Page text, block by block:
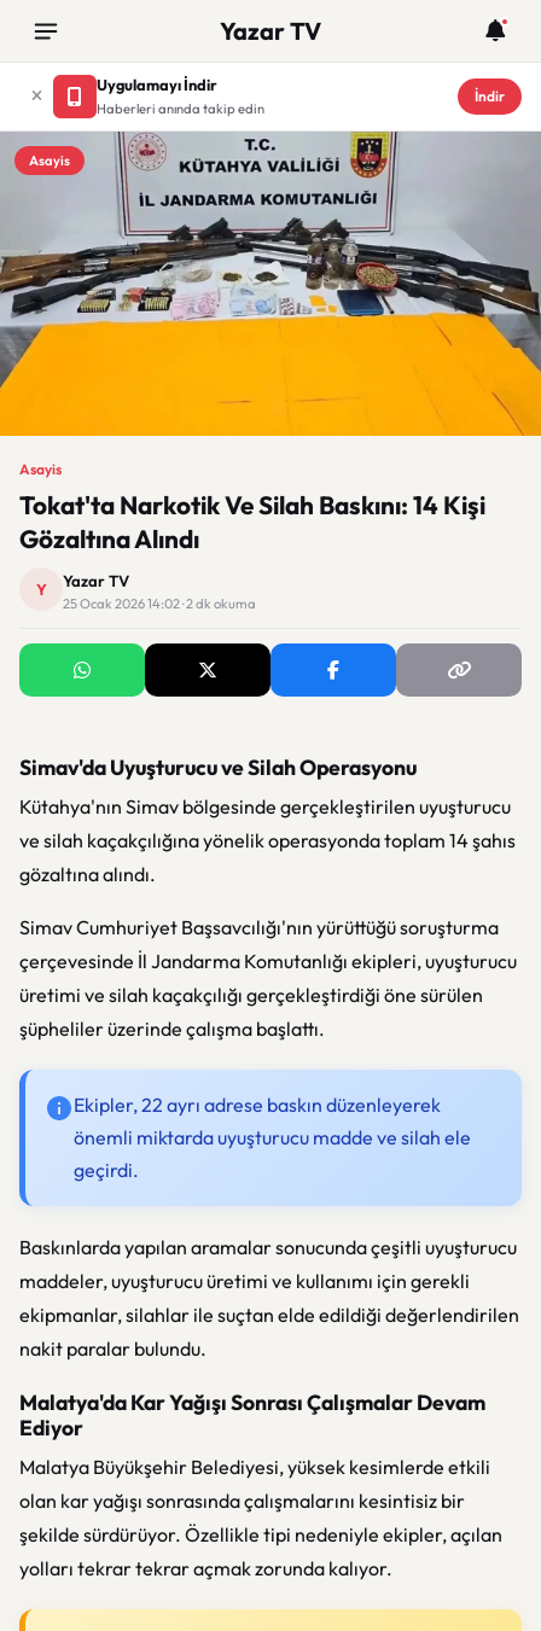
Yazar TV
Uygulamayı İndir
Haberleri anında takip edin
İndir
Asayis
Asayis
Tokat'ta Narkotik Ve Silah Baskını: 14 Kişi
Gözaltına Alındı
Y Yazar TV
25 Ocak 2026 14:02 · 2 dk okuma
Simav'da Uyuşturucu ve Silah Operasyonu
Kütahya'nın Simav bölgesinde gerçekleştirilen uyuşturucu
ve silah kaçakçılığına yönelik operasyonda toplam 14 şahıs
gözaltına alındı.
Simav Cumhuriyet Başsavcılığı'nın yürüttüğü soruşturma
çerçevesinde İl Jandarma Komutanlığı ekipleri, uyuşturucu
üretimi ve silah kaçakçılığı gerçekleştirdiği öne sürülen
şüpheliler üzerinde çalışma başlattı.
Ekipler, 22 ayrı adrese baskın düzenleyerek
önemli miktarda uyuşturucu madde ve silah ele
geçirdi.
Baskınlarda yapılan aramalar sonucunda çeşitli uyuşturucu
maddeler, uyuşturucu üretimi ve kullanımı için gerekli
ekipmanlar, silahlar ile suçtan elde edildiği değerlendirilen
nakit paralar bulundu.
Malatya'da Kar Yağışı Sonrası Çalışmalar Devam
Ediyor
Malatya Büyükşehir Belediyesi, yüksek kesimlerde etkili
olan kar yağışı sonrasında çalışmalarını kesintisiz bir
şekilde sürdürüyor. Özellikle tipi nedeniyle ekipler, açılan
yolları tekrar tekrar açmak zorunda kalıyor.